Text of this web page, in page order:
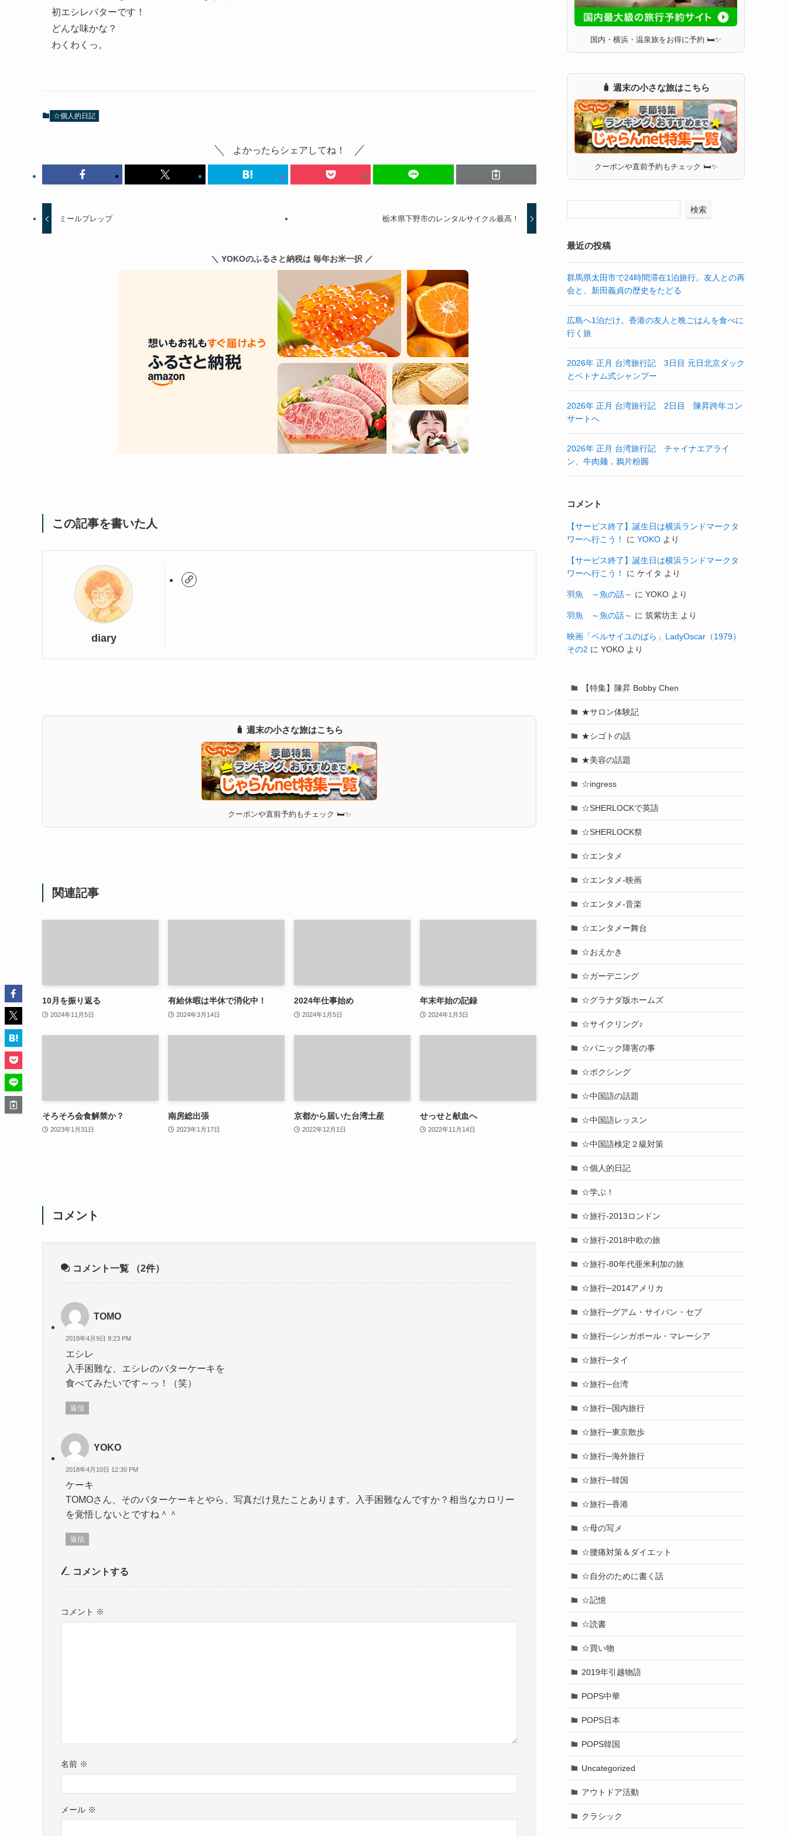
初エシレバターです！
どんな味かな？
わくわくっ。
☆個人的日記
よかったらシェアしてね！
ミールプレップ 栃木県下野市のレンタルサイクル最高！
＼ YOKOのふるさと納税は 毎年お米一択 ／
この記事を書いた人
diary
🧳 週末の小さな旅はこちら
クーポンや直前予約もチェック 🛏✨
関連記事
10月を振り返る
2024年11月5日
有給休暇は半休で消化中！
2024年3月14日
2024年仕事始め
2024年1月5日
年末年始の記録
2024年1月3日
そろそろ会食解禁か？
2023年1月31日
南房総出張
2023年1月17日
京都から届いた台湾土産
2022年12月1日
せっせと献血へ
2022年11月14日
コメント
コメント一覧 （2件）
TOMO
2018年4月9日 8:23 PM
エシレ
入手困難な、エシレのバターケーキを
食べてみたいです～っ！（笑）
返信
YOKO
2018年4月10日 12:30 PM
ケーキ
TOMOさん、そのバターケーキとやら、写真だけ見たことあります。入手困難なんですか？相当なカロリー
を覚悟しないとですね＾＾
返信
コメントする
コメント ※
名前 ※
メール ※
国内・横浜・温泉旅をお得に予約 🛏✨
🧳 週末の小さな旅はこちら
クーポンや直前予約もチェック 🛏✨
検索
最近の投稿
群馬県太田市で24時間滞在1泊旅行。友人との再
会と、新田義貞の歴史をたどる
広島へ1泊だけ。香港の友人と晩ごはんを食べに
行く旅
2026年 正月 台湾旅行記 3日目 元日北京ダック
とベトナム式シャンプー
2026年 正月 台湾旅行記 2日目 陳昇跨年コン
サートへ
2026年 正月 台湾旅行記 チャイナエアライ
ン、牛肉麺，鴉片粉圓
コメント
【サービス終了】誕生日は横浜ランドマークタ
ワーへ行こう！
に YOKO より
【サービス終了】誕生日は横浜ランドマークタ
ワーへ行こう！
に ケイタ より
羽魚 ～魚の話～ に YOKO より
羽魚 ～魚の話～ に 筑紫坊主 より
映画「ベルサイユのばら」LadyOscar（1979）
その2 に YOKO より
【特集】陳昇 Bobby Chen
★サロン体験記
★シゴトの話
★美容の話題
☆ingress
☆SHERLOCKで英語
☆SHERLOCK祭
☆エンタメ
☆エンタメ-映画
☆エンタメ-音楽
☆エンタメー舞台
☆おえかき
☆ガーデニング
☆グラナダ版ホームズ
☆サイクリング♪
☆パニック障害の事
☆ボクシング
☆中国語の話題
☆中国語レッスン
☆中国語検定２級対策
☆個人的日記
☆学ぶ！
☆旅行-2013ロンドン
☆旅行-2018中欧の旅
☆旅行-80年代亜米利加の旅
☆旅行─2014アメリカ
☆旅行─グアム・サイパン・セブ
☆旅行─シンガポール・マレーシア
☆旅行─タイ
☆旅行─台湾
☆旅行─国内旅行
☆旅行─東京散歩
☆旅行─海外旅行
☆旅行─韓国
☆旅行─香港
☆母の写メ
☆腰痛対策＆ダイエット
☆自分のために書く話
☆記憶
☆読書
☆買い物
2019年引越物語
POPS中華
POPS日本
POPS韓国
Uncategorized
アウトドア活動
クラシック